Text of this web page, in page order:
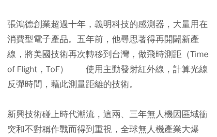
張鴻德創業超過十年，義明科技的感測器，大量用在
消費型電子產品。五年前，他尋思著得再開闢新產
線，將美國技術再次轉移到台灣，做飛時測距（Time
of Flight，ToF）──使用主動發射紅外線，計算光線
反彈時間，藉此測量距離的技術。
新興技術碰上時代潮流，這兩、三年無人機因區域衝
突和不對稱作戰而得到重視，全球無人機產業大爆